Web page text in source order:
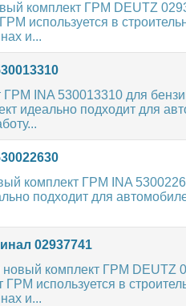
комплект ГРМ DEUTZ
используется в
и...
INA 530013310 для
идеально подходит для
комплект ГРМ INA
подходит для
02937741
комплект ГРМ DEUTZ
используется в
и...